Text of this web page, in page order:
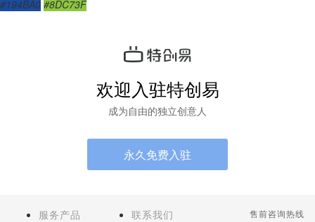
#194BA0 #8DC73F
欢迎入驻特创易
成为自由的独立创意人
永久免费入驻
服务产品
联系我们
售前咨询热线